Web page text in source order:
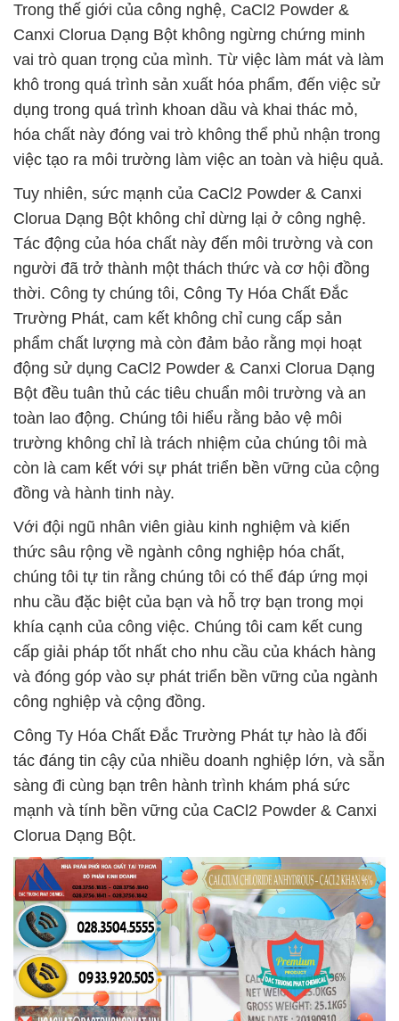
Trong thế giới của công nghệ, CaCl2 Powder &
Canxi Clorua Dạng Bột không ngừng chứng minh
vai trò quan trọng của mình. Từ việc làm mát và làm
khô trong quá trình sản xuất hóa phẩm, đến việc sử
dụng trong quá trình khoan dầu và khai thác mỏ,
hóa chất này đóng vai trò không thể phủ nhận trong
việc tạo ra môi trường làm việc an toàn và hiệu quả.
Tuy nhiên, sức mạnh của CaCl2 Powder & Canxi
Clorua Dạng Bột không chỉ dừng lại ở công nghệ.
Tác động của hóa chất này đến môi trường và con
người đã trở thành một thách thức và cơ hội đồng
thời. Công ty chúng tôi, Công Ty Hóa Chất Đắc
Trường Phát, cam kết không chỉ cung cấp sản
phẩm chất lượng mà còn đảm bảo rằng mọi hoạt
động sử dụng CaCl2 Powder & Canxi Clorua Dạng
Bột đều tuân thủ các tiêu chuẩn môi trường và an
toàn lao động. Chúng tôi hiểu rằng bảo vệ môi
trường không chỉ là trách nhiệm của chúng tôi mà
còn là cam kết với sự phát triển bền vững của cộng
đồng và hành tinh này.
Với đội ngũ nhân viên giàu kinh nghiệm và kiến
thức sâu rộng về ngành công nghiệp hóa chất,
chúng tôi tự tin rằng chúng tôi có thể đáp ứng mọi
nhu cầu đặc biệt của bạn và hỗ trợ bạn trong mọi
khía cạnh của công việc. Chúng tôi cam kết cung
cấp giải pháp tốt nhất cho nhu cầu của khách hàng
và đóng góp vào sự phát triển bền vững của ngành
công nghiệp và cộng đồng.
Công Ty Hóa Chất Đắc Trường Phát tự hào là đối
tác đáng tin cậy của nhiều doanh nghiệp lớn, và sẵn
sàng đi cùng bạn trên hành trình khám phá sức
mạnh và tính bền vững của CaCl2 Powder & Canxi
Clorua Dạng Bột.